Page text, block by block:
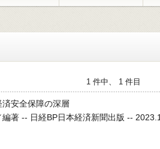
1 件中、 1 件目
済安全保障の深層
編著 -- 日経BP日本経済新聞出版 --